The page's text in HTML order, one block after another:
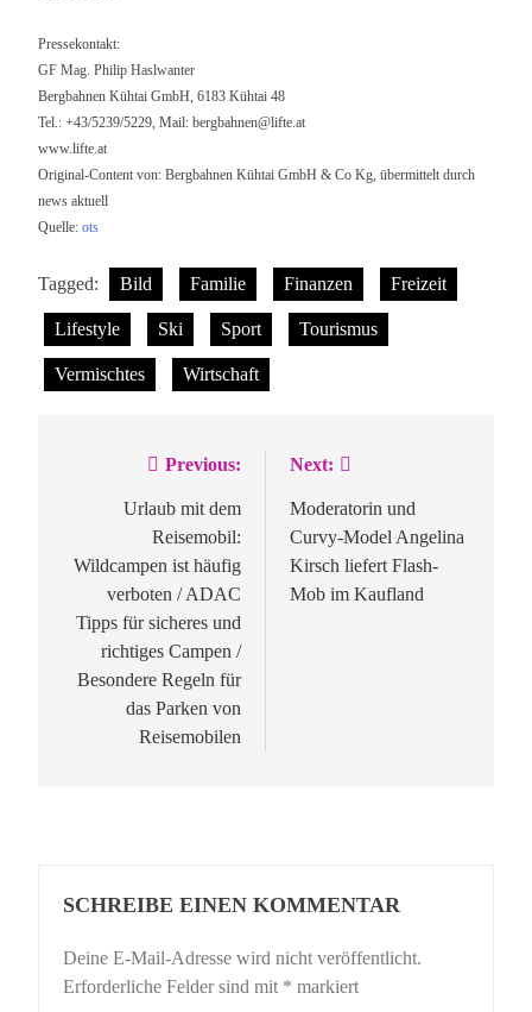
Pressekontakt:
GF Mag. Philip Haslwanter
Bergbahnen Kühtai GmbH, 6183 Kühtai 48
Tel.: +43/5239/5229, Mail: bergbahnen@lifte.at
www.lifte.at
Original-Content von: Bergbahnen Kühtai GmbH & Co Kg, übermittelt durch
news aktuell
Quelle: ots
Tagged: Bild Familie Finanzen Freizeit
Lifestyle Ski Sport Tourismus
Vermischtes Wirtschaft
Beitragsnavigation
Previous:
Urlaub mit dem
Reisemobil:
Wildcampen ist häufig
verboten / ADAC
Tipps für sicheres und
richtiges Campen /
Besondere Regeln für
das Parken von
Reisemobilen
Next:
Moderatorin und
Curvy-Model Angelina
Kirsch liefert Flash-
Mob im Kaufland
SCHREIBE EINEN KOMMENTAR
Deine E-Mail-Adresse wird nicht veröffentlicht.
Erforderliche Felder sind mit * markiert